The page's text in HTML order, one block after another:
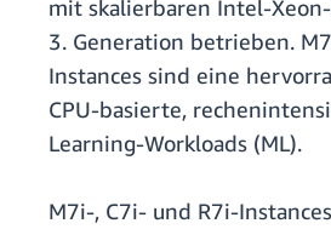
mit skalierbaren Intel-
3. Generation betrieben.
Instances sind eine
CPU-basierte,
Learning-Workloads (ML).
M7i-, C7i- und R7i-